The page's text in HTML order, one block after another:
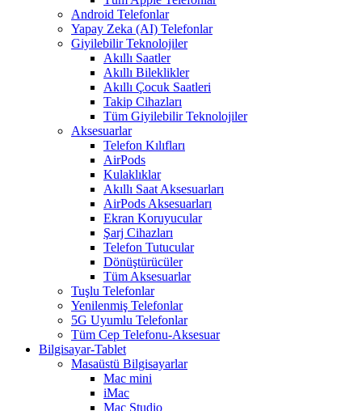
Android Telefonlar
Yapay Zeka (AI) Telefonlar
Giyilebilir Teknolojiler
Akıllı Saatler
Akıllı Bileklikler
Akıllı Çocuk Saatleri
Takip Cihazları
Tüm Giyilebilir Teknolojiler
Aksesuarlar
Telefon Kılıfları
AirPods
Kulaklıklar
Akıllı Saat Aksesuarları
AirPods Aksesuarları
Ekran Koruyucular
Şarj Cihazları
Telefon Tutucular
Dönüştürücüler
Tüm Aksesuarlar
Tuşlu Telefonlar
Yenilenmiş Telefonlar
5G Uyumlu Telefonlar
Tüm Cep Telefonu-Aksesuar
Bilgisayar-Tablet
Masaüstü Bilgisayarlar
Mac mini
iMac
Mac Studio